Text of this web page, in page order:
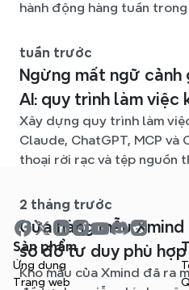
hành động hàng tuần
tuần trước
Ngừng mất ngữ
AI: quy trình làm việc
Xây dựng quy trình làm
Claude, ChatGPT, MCP và
thoại rời rạc và tệp nguồn
2 tháng trước
Cửa hàng mẫu
sơ đồ tư duy phù
Kho mẫu của Xmind đã ra
Sản phẩm
Ứng dụng
Trang web